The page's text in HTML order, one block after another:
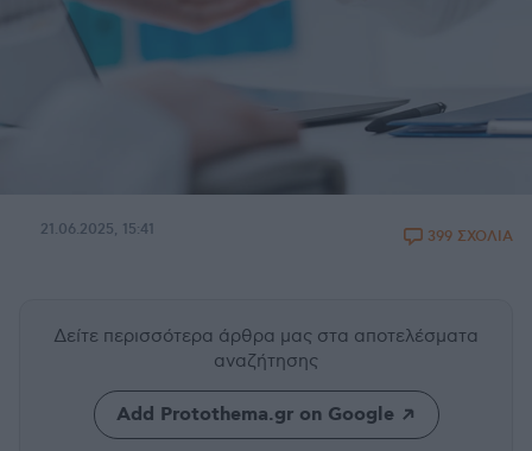
21.06.2025, 15:41 399 ΣΧΟΛΙΑ
Δείτε περισσότερα άρθρα μας στα αποτελέσματα
αναζήτησης
Add Protothema.gr on Google